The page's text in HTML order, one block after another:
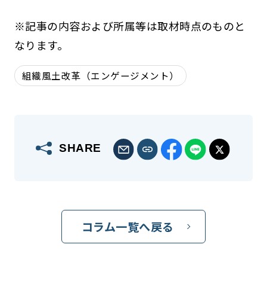
※記事の内容および所属等は取材時点のものと
なります。
組織風土改革（エンゲージメント）
SHARE
コラム一覧へ戻る